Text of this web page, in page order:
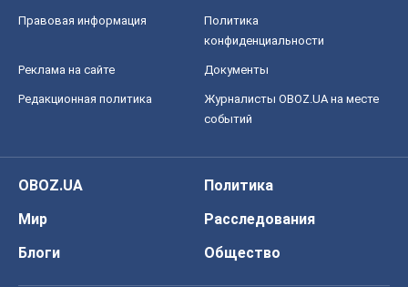
Правовая информация
Политика
конфиденциальности
Реклама на сайте Документы
Редакционная политика
Журналисты OBOZ.UA на месте
событий
OBOZ.UA
Политика
Мир
Расследования
Блоги
Общество